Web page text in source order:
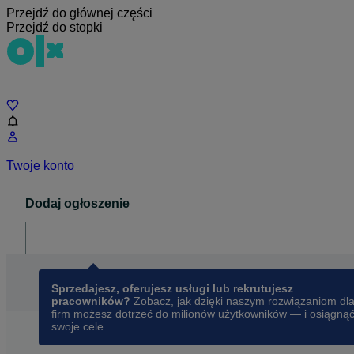
Przejdź do głównej części
Przejdź do stopki
Twoje konto
Dodaj ogłoszenie
Sprzedajesz, oferujesz usługi lub rekrutujesz
pracowników? Zobacz, jak dzięki naszym rozwiązaniom dla
firm możesz dotrzeć do milionów użytkowników — i osiągnąć
swoje cele.